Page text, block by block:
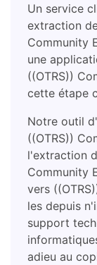
Un service
extraction
Community
une
((OTRS))
cette étape
Notre outil
((OTRS))
l'extraction
Community
vers
les depuis
support
adieu au